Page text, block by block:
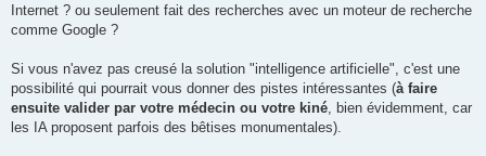
Internet ? ou seulement fait des recherches avec un moteur de recherche
comme Google ?
Si vous n'avez pas creusé la solution "intelligence artificielle", c'est une
possibilité qui pourrait vous donner des pistes intéressantes (à faire
ensuite valider par votre médecin ou votre kiné , bien évidemment, car
les IA proposent parfois des bêtises monumentales).